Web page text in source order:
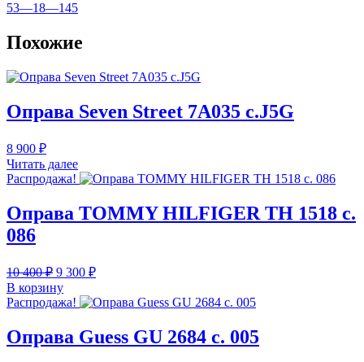
53—18—145
Похожие
Оправа Seven Street 7А035 c.J5G
8 900 ₽
Читать далее
Распродажа!
Оправа TOMMY HILFIGER TH 1518 c.
086
10 400₽ Первоначальная
цена
составляла
10
400 ₽.
9 300 ₽Текущая
9
В корзину
Распродажа!
Оправа Guess GU 2684 c. 005